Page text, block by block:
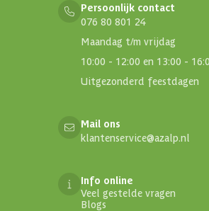
Persoonlijk contact
076 80 801 24
Maandag t/m vrijdag
10:00 - 12:00 en 13:00 -
Uitgezonderd feestdagen
Mail ons
klantenservice@azalp.nl
Info online
Veel gestelde vragen
Blogs